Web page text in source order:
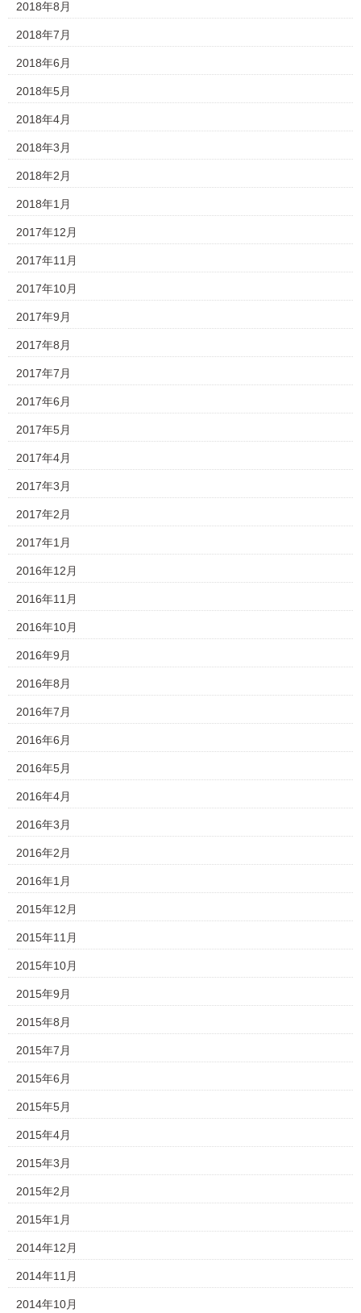
2018年8月
2018年7月
2018年6月
2018年5月
2018年4月
2018年3月
2018年2月
2018年1月
2017年12月
2017年11月
2017年10月
2017年9月
2017年8月
2017年7月
2017年6月
2017年5月
2017年4月
2017年3月
2017年2月
2017年1月
2016年12月
2016年11月
2016年10月
2016年9月
2016年8月
2016年7月
2016年6月
2016年5月
2016年4月
2016年3月
2016年2月
2016年1月
2015年12月
2015年11月
2015年10月
2015年9月
2015年8月
2015年7月
2015年6月
2015年5月
2015年4月
2015年3月
2015年2月
2015年1月
2014年12月
2014年11月
2014年10月